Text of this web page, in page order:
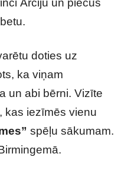
Ārčiju un piecus
doties uz
ka viņam
un abi bērni. Vizīte
kas iezīmēs vienu
spēļu sākumam.